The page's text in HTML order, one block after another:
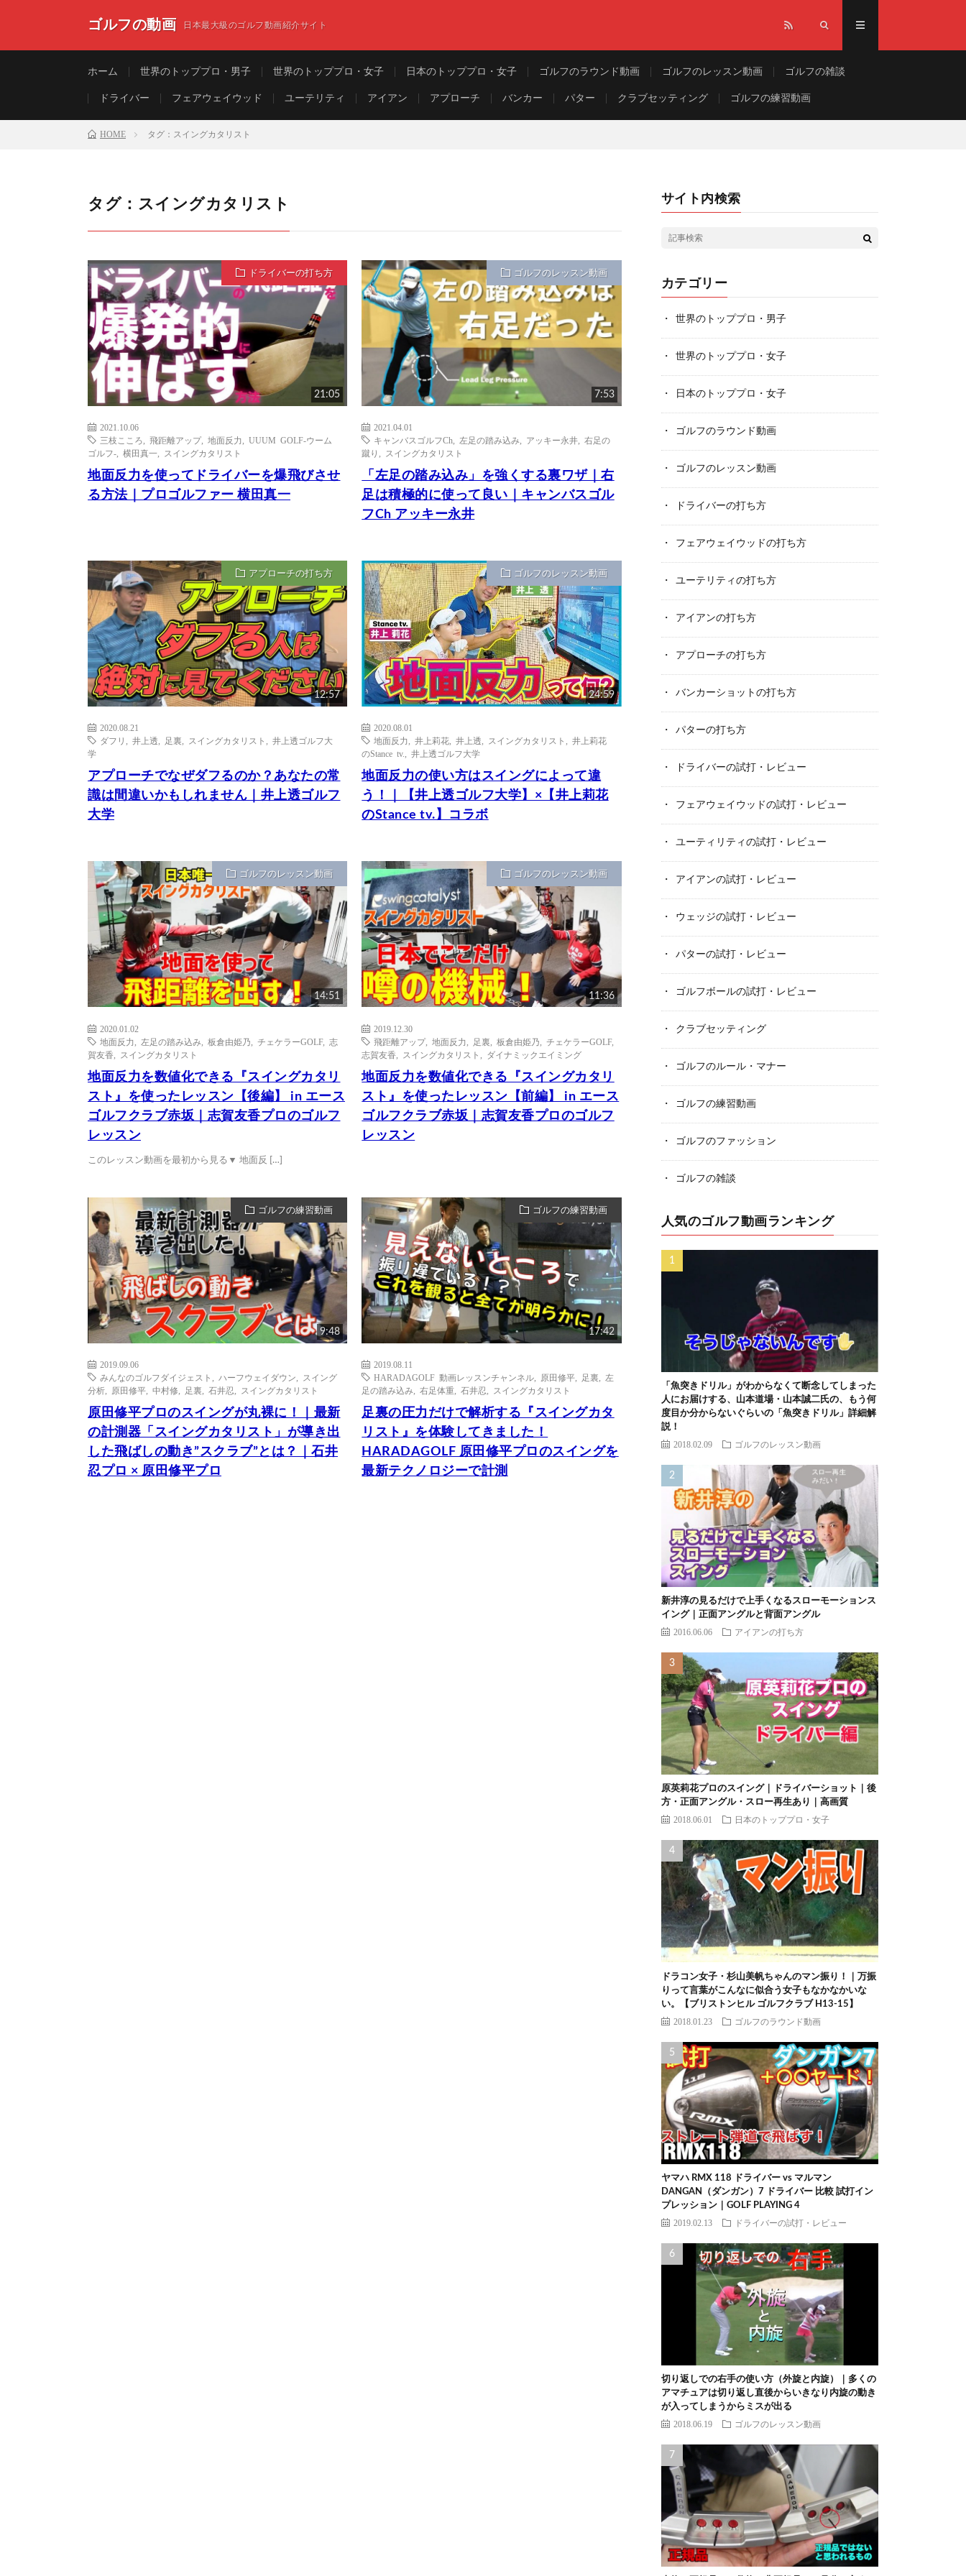
ゴルフの動画 日本最大級のゴルフ動画紹介サイト
ホーム 世界のトッププロ・男子 世界のトッププロ・女子 日本のトッププロ・女子 ゴルフのラウンド動画 ゴルフのレッスン動画 ゴルフの雑談
ドライバー フェアウェイウッド ユーテリティ アイアン アプローチ バンカー パター クラブセッティング ゴルフの練習動画
HOME タグ：スイングカタリスト
タグ：スイングカタリスト
ドライバーの打ち方
21:05
2021.10.06
三枝こころ
飛距離アップ, 地面反力
UUUM GOLF-ウーム
ゴルフ-
横田真一 スイングカタリスト
地面反力を使ってドライバーを爆飛びさせ
る方法｜プロゴルファー 横田真一
ゴルフのレッスン動画
7:53
2021.04.01
キャンバスゴルフCh
左足の踏み込み アッキー永井 ,右足の
蹴り
スイングカタリスト
「左足の踏み込み」を強くする裏ワザ｜右
足は積極的に使って良い｜キャンバスゴル
フCh アッキー永井
アプローチの打ち方
12:57
2020.08.21
ダフリ
井上透 足裏 スイングカタリスト
井上透ゴルフ大
学
アプローチでなぜダフるのか？あなたの常
識は間違いかもしれません｜井上透ゴルフ
大学
ゴルフのレッスン動画
24:59
2020.08.01
地面反力
,井上莉花 ,井上透 スイングカタリスト ,井上莉花
のStance tv.
,井上透ゴルフ大学
地面反力の使い方はスイングによって違
う！｜【井上透ゴルフ大学】×【井上莉花
のStance tv.】コラボ
ゴルフのレッスン動画
14:51
2020.01.02
地面反力
左足の踏み込み 板倉由姫乃 チェケラーGOLF, 志
賀友香
スイングカタリスト
地面反力を数値化できる『スイングカタリ
スト』を使ったレッスン【後編】 in エース
ゴルフクラブ赤坂｜志賀友香プロのゴルフ
レッスン
このレッスン動画を最初から見る▼ 地面反 […]
ゴルフのレッスン動画
11:36
2019.12.30
飛距離アップ,地面反力 足裏 ,板倉由姫乃 ,チェケラーGOLF,
志賀友香
スイングカタリスト ダイナミックエイミング
地面反力を数値化できる『スイングカタリ
スト』を使ったレッスン【前編】 in エース
ゴルフクラブ赤坂｜志賀友香プロのゴルフ
レッスン
ゴルフの練習動画
9:48
2019.09.06
みんなのゴルフダイジェスト
ハーフウェイダウン
スイング
分析
原田修平 中村修 足裏 石井忍 スイングカタリスト
原田修平プロのスイングが丸裸に！｜最新
の計測器「スイングカタリスト」が導き出
した飛ばしの動き”スクラブ”とは？｜石井
忍プロ × 原田修平プロ
ゴルフの練習動画
17:42
2019.08.11
HARADAGOLF 動画レッスンチャンネル
原田修平 足裏
左
足の踏み込み
,右足体重 ,石井忍 スイングカタリスト
足裏の圧力だけで解析する『スイングカタ
リスト』を体験してきました！
HARADAGOLF 原田修平プロのスイングを
最新テクノロジーで計測
サイト内検索
カテゴリー
世界のトッププロ・男子
世界のトッププロ・女子
日本のトッププロ・女子
ゴルフのラウンド動画
ゴルフのレッスン動画
ドライバーの打ち方
フェアウェイウッドの打ち方
ユーテリティの打ち方
アイアンの打ち方
アプローチの打ち方
バンカーショットの打ち方
パターの打ち方
ドライバーの試打・レビュー
フェアウェイウッドの試打・レビュー
ユーティリティの試打・レビュー
アイアンの試打・レビュー
ウェッジの試打・レビュー
パターの試打・レビュー
ゴルフボールの試打・レビュー
クラブセッティング
ゴルフのルール・マナー
ゴルフの練習動画
ゴルフのファッション
ゴルフの雑談
人気のゴルフ動画ランキング
「魚突きドリル」がわからなくて断念してしまった
人にお届けする、山本道場・山本誠二氏の、もう何
度目か分からないぐらいの「魚突きドリル」詳細解
説！
2018.02.09 ゴルフのレッスン動画
新井淳の見るだけで上手くなるスローモーションス
イング｜正面アングルと背面アングル
2016.06.06 アイアンの打ち方
原英莉花プロのスイング｜ドライバーショット｜後
方・正面アングル・スロー再生あり｜高画質
2018.06.01 日本のトッププロ・女子
ドラコン女子・杉山美帆ちゃんのマン振り！｜万振
りって言葉がこんなに似合う女子もなかなかいな
い。【ブリストンヒル ゴルフクラブ H13-15】
2018.01.23 ゴルフのラウンド動画
ヤマハ RMX 118 ドライバー vs マルマン
DANGAN（ダンガン）7 ドライバー 比較 試打イン
プレッション｜GOLF PLAYING 4
2019.02.13 ドライバーの試打・レビュー
切り返しでの右手の使い方（外旋と内旋）｜多くの
アマチュアは切り返し直後からいきなり内旋の動き
が入ってしまうからミスが出る
2018.06.19 ゴルフのレッスン動画